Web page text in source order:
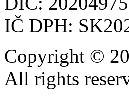
IČ DPH:
Copyright ©
All rights